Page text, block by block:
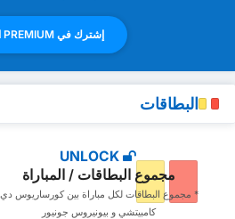
إشترك في PREMIUM الان
البطاقات
UNLOCK
مجموع البطاقات / المباراة
* مجموع البطاقات ‏لكل مباراة بين كورساريوس دي
كامبيتشي و بيونيروس جونيور